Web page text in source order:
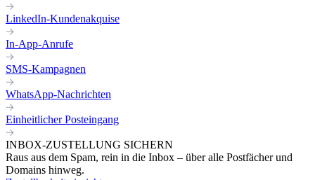
LinkedIn-Kundenakquise
In-App-Anrufe
SMS-Kampagnen
WhatsApp-Nachrichten
Einheitlicher Posteingang
INBOX-ZUSTELLUNG SICHERN
Raus aus dem Spam, rein in die Inbox – über alle Postfächer und
Domains hinweg.